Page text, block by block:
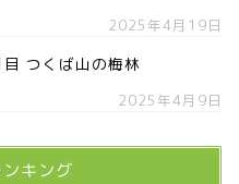
2025年4月19日
つくば山の梅林
2025年4月9日
キング